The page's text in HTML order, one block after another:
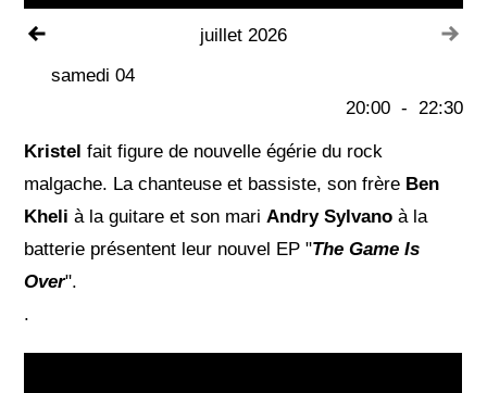
Voir le mois précédentjuillet 2026
samedi 04
20:00 - 22:30
Kristel fait figure de nouvelle égérie du rock
malgache. La chanteuse et bassiste, son frère Ben
Kheli à la guitare et son mariAndry Sylvano à la
batterie présentent leur nouvel EP "The Game Is
Over".
.